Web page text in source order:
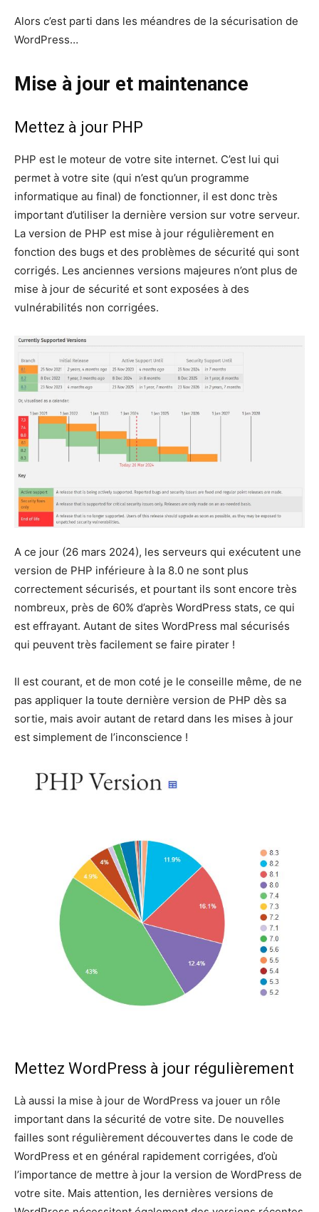
Alors c’est parti dans les méandres de la sécurisation de
WordPress…
Mise à jour et maintenance
Mettez à jour PHP
PHP est le moteur de votre site internet. C’est lui qui
permet à votre site (qui n’est qu’un programme
informatique au final) de fonctionner, il est donc très
important d’utiliser la dernière version sur votre serveur.
La version de PHP est mise à jour régulièrement en
fonction des bugs et des problèmes de sécurité qui sont
corrigés. Les anciennes versions majeures n’ont plus de
mise à jour de sécurité et sont exposées à des
vulnérabilités non corrigées.
A ce jour (26 mars 2024), les serveurs qui exécutent une
version de PHP inférieure à la 8.0 ne sont plus
correctement sécurisés, et pourtant ils sont encore très
nombreux, près de 60% d’après WordPress stats, ce qui
est effrayant. Autant de sites WordPress mal sécurisés
qui peuvent très facilement se faire pirater !
Il est courant, et de mon coté je le conseille même, de ne
pas appliquer la toute dernière version de PHP dès sa
sortie, mais avoir autant de retard dans les mises à jour
est simplement de l’inconscience !
Mettez WordPress à jour régulièrement
Là aussi la mise à jour de WordPress va jouer un rôle
important dans la sécurité de votre site. De nouvelles
failles sont régulièrement découvertes dans le code de
WordPress et en général rapidement corrigées, d’où
l’importance de mettre à jour la version de WordPress de
votre site. Mais attention, les dernières versions de